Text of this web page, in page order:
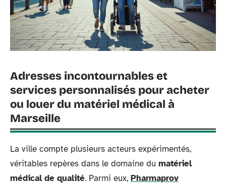
Adresses incontournables et
services personnalisés pour acheter
ou louer du matériel médical à
Marseille
La ville compte plusieurs acteurs expérimentés,
véritables repères dans le domaine du matériel
médical de qualité. Parmi eux, Pharmaprov